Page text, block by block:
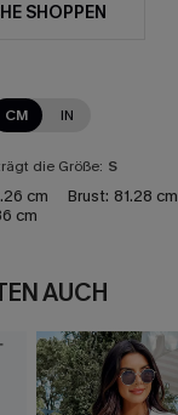
SHOPPEN
CM IN
die Größe: S
cm Brust: 81.28 cm
cm
AUCH